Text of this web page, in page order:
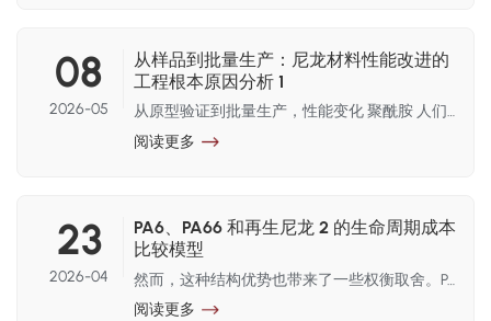
增强拉伸模量和弯曲模量。标准的30%玻璃纤维增​​强PA66可将
拉伸强度提高到160–180 MPa范围，同时显著改善抗蠕变性和
负载下的热变形温度。然而，玻璃纤维的密度（约2.54
g/cm³）会使复合材料的密度降低到约1.35–1.45 g/cm³，从而在
（1.25–1.35 g/cm³）。至关重要的是，碳纤维具有优异的比模
量：30%碳纤维增强的PA66的拉伸强度通常超过220–250
MPa，弯曲模量可达玻璃纤维替代品的1.5倍。这种优异的性能
使得结构壁厚可以减薄——通过降低材料密度和优化几何形
08
2026-05
从样品到批量生产：尼龙材料性能改进的
工程根本原因分析 1
从原型验证到批量生产，性能变化 聚酰胺 人们常常误以为这些现象是材料本身的不一致性，但实际上它们源于加工条件的变化。在受控的实验室环境中，注塑成型的样品是在稳定的干燥条件、低剪切力和优化的模具温度下生产的。然而，一旦放大到生产规模，水分含量、循环时间和剪切历史的变化就会显著改变材料的性能。聚酰胺对湿度高度敏感。湿度变化在0.08%到0.2%之间即可导致冲击强度显著下降和表面缺陷增加。在大规模生产中，物料搬运和环境湿度会在物料进入成型机之前就造成湿度波动。加工窗口的偏移是另一个关键因素。更高的注射速度和更短的循环周期会增加剪切速率，从而增强分子取向和各向异性。这一点在以下方面尤为明显： 玻璃纤维增​​强PA66其中，纤维排列会影响翘曲和尺寸稳定性。模具差异进一步加剧了尺寸缩放的复杂性。多腔模具会引入流动不平衡和温度梯度，从而影响结晶行为和收缩一致性。这些问题常常被误认为是材料差异而非工艺偏差造成的。
阅读更多
23
2026-04
PA6、PA66 和再生尼龙 2 的生命周期成本
比较模型
然而，这种结构优势也带来了一些权衡取舍。PA66需要更高的加工温度，并且在注塑成型过程中通常会消耗更多能量。在大规模生产环境中，这些差异会影响机器的能耗、冷却时间和模具循环周期。当比较变得更加复杂时 再生尼龙被引入材料选择过程中。 再生尼龙通常来源于工业废料或消费后废弃物。经过清洁、重组和稳定化处理后，该材料可以作为工程塑料原料重新进入生产循环。再生尼龙的主要优势之一是其碳足迹相比原生聚合物生产显著降低。此外，再生材料的价格有时受石油化工原料市场波动的影响较小。然而， 对产品稳定性和批次间一致性的担忧仍然需要仔细的工程验证。多个制造项目的经验表明，原材料价格本身很少能决定最终的经济效益。例如，在一个消费电器结构件项目中，PA6 最初看起来是最具成本效益的材料，因为它的原材料价格比其他材料低。 PA66。 然而，长期老化测试表明，当暴露在 90°C 左右的连续工作温度下时，该组件的尺寸稳定性逐渐丧失。为了弥补这一影响，工程师不得不增加部件设计的壁厚。这一改动增加了整体材料消耗，并需要对注塑模具结构进行调整。因此，最初的价格优势…… PA6 显著减少。在某些电动汽车零部件中也观察到了类似的情况。一些早期设计方案为了降低零部件的初始成本，选择了成本较低的尼龙材料。然而，在长期热循环测试中，多个部件出现了应力开裂或尺寸变形。虽然用耐高温性更高的聚酰胺材料替代尼龙会增加材料成本，但却能降低车辆运行过程中零部件发生故障的风险。这些例子说明了生命周期思维在工程材料选择中为何变得越来越重要。工程师不再仅仅关注原材料成本，而是评估产品整个生命周期中多种因素的综合影响。尼龙材料的简化生命周期成本模型通常包括原材料采购成本、加工能源消耗、生产效率、产品使用寿命以及使用结束时的潜在回收价值。 通过对这些参数进行综合分析，可以更容易地了解不同材料体系的实际经济性能。例如，在高温结构应用中，PA66 的原材料成本可能看起来更高。然而，如果该材料能显著提高产品耐久性并降低失效风险，则其整体生命周期成本可能低于 PA6。相比之下，PA6 在制造复杂几何形状的薄壁部件时往往展现出明显的优势。其优异的流动性允许降低注射压力并缩短填充时间，从而提高批量生产环境下的生产效率。再生尼龙为生命周期成本评估引入了一个不同的维度。它的主要价值在于减少碳排放和符合监管要求，而不仅仅是经济效益。随着碳足迹披露在欧洲供应链中日益普遍，汽车制造商也开始要求提供工程塑料中再生材料含量的证明文件。在这种情况下，再生尼龙不仅是成本方面的考虑因素，也是供应链中更广泛的可持续发展战略的一部分。展望未来，工程材料的选择将逐渐从简单的价格比较转向全面的生命周期评估。工程师在选择PA6、PA66和再生尼龙材料时，必须权衡机械性能、加工效率、长期可靠性和环境影响。能够提供可靠生命周期数据的材料供应商，包括 耐久性测试和碳足迹分析未来，它很可能在工程材料供应链中获得更强的地位。
阅读更多